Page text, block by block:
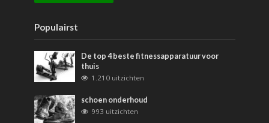
Populairst
De top 4 beste fitnessapparatuur voor
thuis
1.210 uitzichten
schoen onderhoud
993 uitzichten